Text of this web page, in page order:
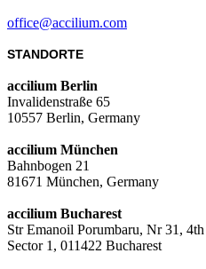
office@accilium.com
STANDORTE
accilium Berlin
Invalidenstraße 65
10557 Berlin, Germany
accilium München
Bahnbogen 21
81671 München, Germany
accilium Bucharest
Str Emanoil Porumbaru, Nr 31,
Sector 1, 011422 Bucharest